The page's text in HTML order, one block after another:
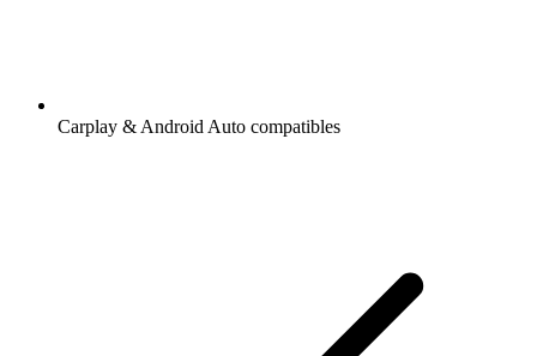
Carplay & Android Auto compatibles